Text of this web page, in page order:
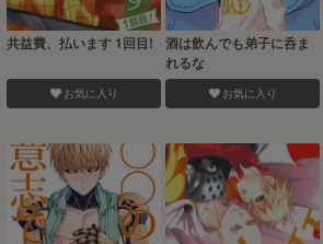
共益費、払います 1回目!
お気に入り
酒は飲んでも弟子に呑ま
れるな
お気に入り